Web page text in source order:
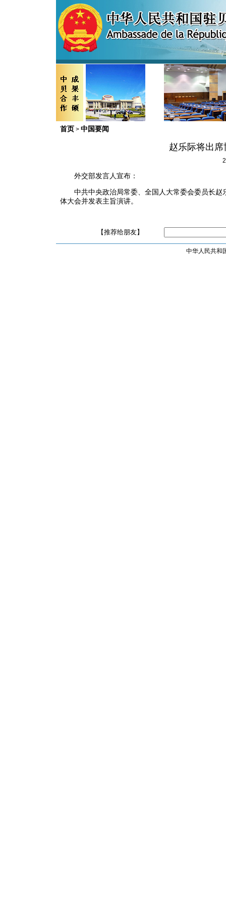
首页 > 中国要闻
赵乐际将出
外交部发言人宣布：
中共中央政治局常委、全国人大常委会委员长
体大会并发表主旨演讲。
【推荐给朋友】
中华人民共和